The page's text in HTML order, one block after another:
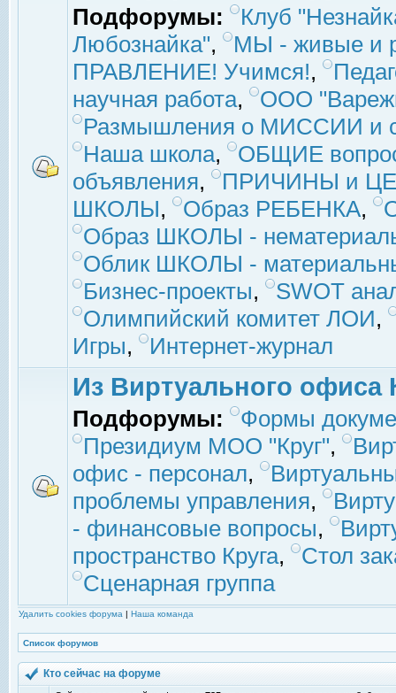
Подфорумы:
Клуб
Любознайка",
МЫ - живые и
ПРАВЛЕНИЕ! Учимся!,
научная работа,
ООО
Размышления о МИССИИ и
Наша школа,
ОБЩИЕ
объявления,
ПРИЧИНЫ и
ШКОЛЫ, Образ РЕБЕНКА,
Образ ШКОЛЫ -
Облик ШКОЛЫ -
Бизнес-проекты,
SWOT
Олимпийский комитет ЛОИ,
Игры, Интернет-журнал
Из Виртуального офиса
Подфорумы:
Формы
Президиум МОО "Круг",
офис - персонал,
проблемы управления,
- финансовые вопросы,
пространство Круга,
Стол
Сценарная группа
Удалить cookies форума | Наша команда
Список форумов
Кто сейчас на форуме